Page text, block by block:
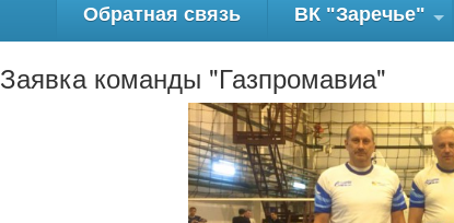
Обратная связь
+
ВК "Заречье"
Заявка команды "Газпромавиа"